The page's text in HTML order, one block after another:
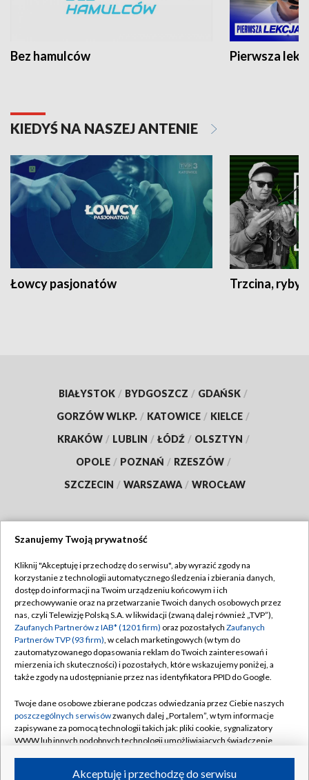
Bez hamulców Pierwsza
KIEDYŚ NA NASZEJ ANTENIE
Łowcy pasjonatów Trzcina, ryby
BIAŁYSTOK / BYDGOSZCZ / GDAŃSK /
GORZÓW WLKP. / KATOWICE / KIELCE /
KRAKÓW / LUBLIN / ŁÓDŹ / OLSZTYN /
OPOLE / POZNAŃ / RZESZÓW /
SZCZECIN / WARSZAWA / WROCŁAW
TVP
Abonament TVP
Emisja w TVP
Centrum informacji TVP
Naziemna Telewizja Cyfrowa
Rada Programowa
System NOS
Informacje o nadawcy
Regulamin TVP
Polityka prywatności
Moje zgody
Pomoc
Kontakt
Kanały
Szanujemy Twoją prywatność
Kliknij "Akceptuję i przechodzę do serwisu", aby wyrazić zgody na
korzystanie z technologii automatycznego śledzenia i zbierania danych,
dostęp do informacji na Twoim urządzeniu końcowym i ich
przechowywanie oraz na przetwarzanie Twoich danych osobowych przez
nas, czyli Telewizję Polską S.A. w likwidacji (zwaną dalej również „TVP”),
Zaufanych Partnerów z IAB* (1201 firm) oraz pozostałych Zaufanych
Partnerów TVP (93 firm), w celach marketingowych (w tym do
zautomatyzowanego dopasowania reklam do Twoich zainteresowań i
mierzenia ich skuteczności) i pozostałych, które wskazujemy poniżej, a
także zgody na udostępnianie przez nas identyfikatora PPID do Google.
Twoje dane osobowe zbierane podczas odwiedzania przez Ciebie naszych
poszczególnych serwisówzwanych dalej „Portalem”, w tym informacje
zapisywane za pomocą technologii takich jak: pliki cookie, sygnalizatory
WWW lub innych podobnych technologii umożliwiających świadczenie
ruchu w Internecie.Akceptuję i przechodzę do serwisu